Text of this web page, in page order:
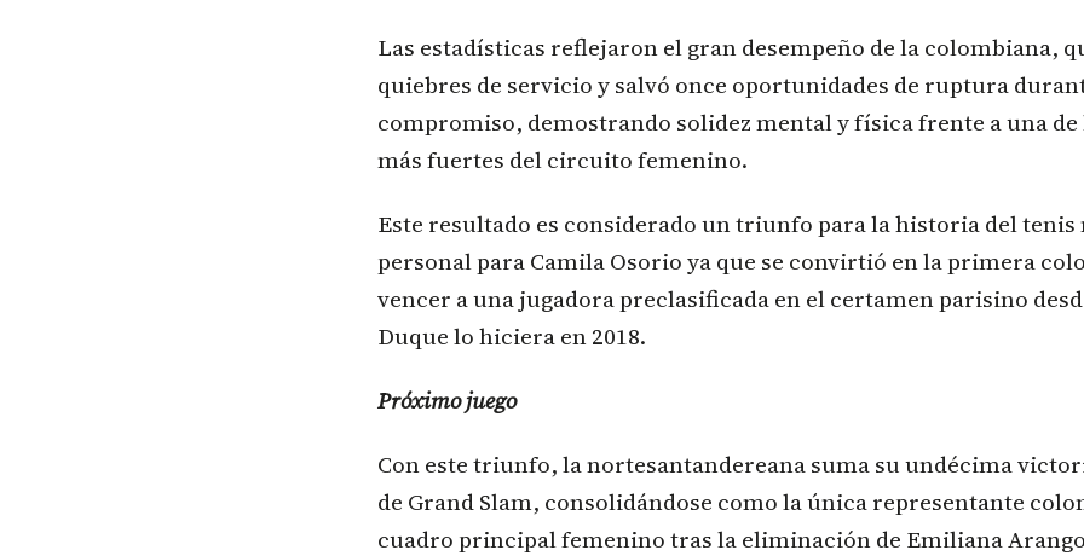
Las estadísticas reflejaron el gran desempeño de la colombiana,
quiebres de servicio y salvó once oportunidades de ruptura
compromiso, demostrando solidez mental y física frente a una de
más fuertes del circuito femenino.
Este resultado es considerado un triunfo para la historia del tenis
personal para Camila Osorio ya que se convirtió en la primera
vencer a una jugadora preclasificada en el certamen parisino
Duque lo hiciera en 2018.
Próximo juego
Con este triunfo, la nortesantandereana suma su undécima
de Grand Slam, consolidándose como la única representante
cuadro principal femenino tras la eliminación de Emiliana